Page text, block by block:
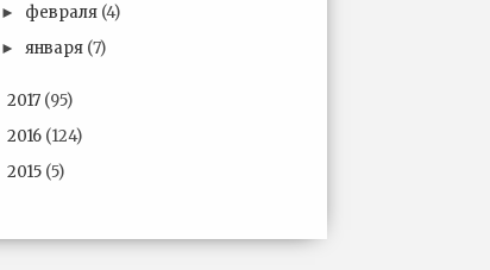
► февраля (4)
►января (7)
2017 (95)
2016 (124)
2015 (5)